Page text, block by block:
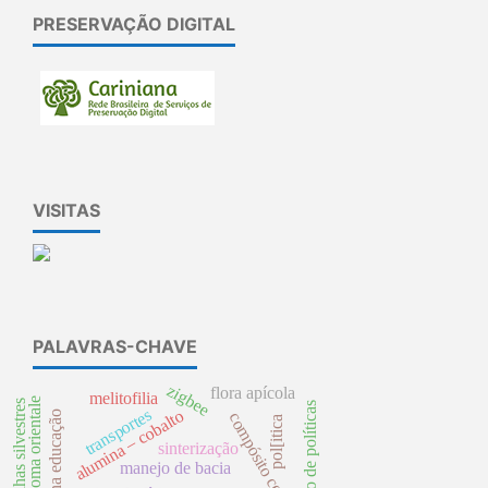
PRESERVAÇÃO DIGITAL
VISITAS
PALAVRAS-CHAVE
manejo de bacia
alumina – cobaltosinterização
zigbee
pol[itica ciclo de políticas
transportes
flora apícola
abelhas silvestres melitofilia